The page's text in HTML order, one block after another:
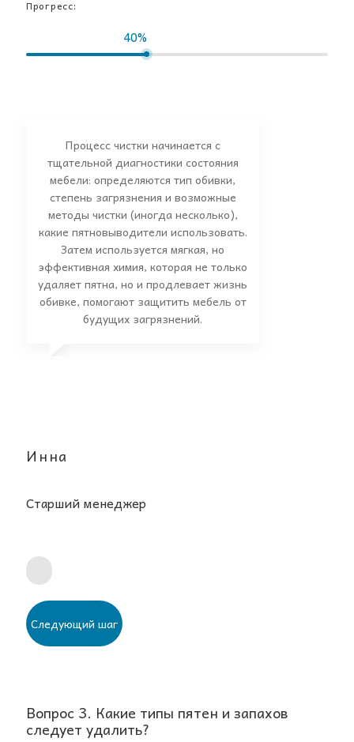
Прогресс:
40%
Процесс чистки начинается с
тщательной диагностики состояния
мебели: определяются тип обивки,
степень загрязнения и возможные
методы чистки (иногда несколько),
какие пятновыводители использовать.
Затем используется мягкая, но
эффективная химия, которая не только
удаляет пятна, но и продлевает жизнь
обивке, помогают защитить мебель от
будущих загрязнений.
Инна
Старший менеджер
Следующий шаг
Вопрос 3. Какие типы пятен и запахов
следует удалить?